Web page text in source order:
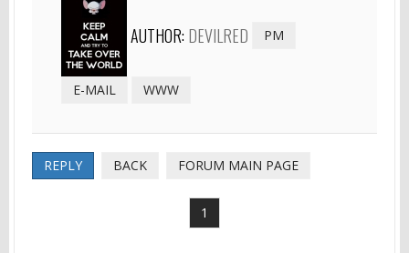
AUTHOR: DEVILRED PM
E-MAIL WWW
REPLY BACK FORUM MAIN PAGE
1